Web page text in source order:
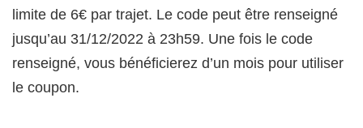
limite de 6€ par trajet. Le code peut être renseigné
jusqu’au 31/12/2022 à 23h59. Une fois le code
renseigné, vous bénéficierez d’un mois pour utiliser
le coupon.